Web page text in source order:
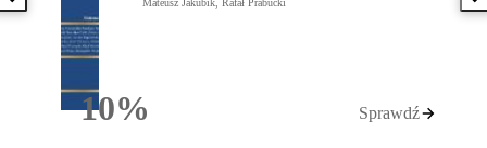
10%Rabatu
Mateusz Jakubik, Rafał Prabucki
Sprawdź